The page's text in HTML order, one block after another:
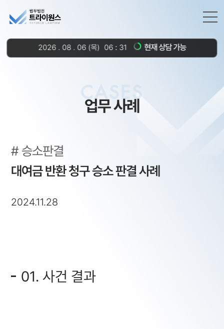
2026 . 08 . 06 (목) 06 31 현재 상담 가능
CASES
업무 사례
승소판결
대여금 반환 청구 승소 판결 사례
2024.11.28
01. 사건 결과